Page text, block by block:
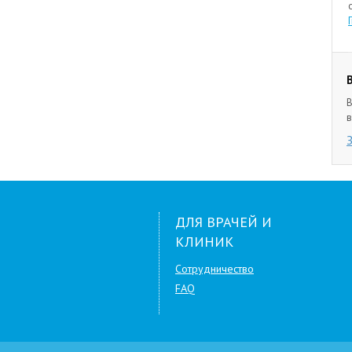
ДЛЯ ВРАЧЕЙ И
КЛИНИК
Сотрудничество
FAQ